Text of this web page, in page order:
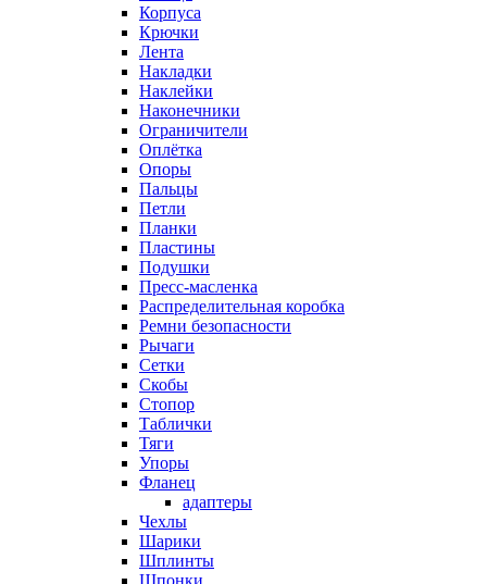
Корпуса
Крючки
Лента
Накладки
Наклейки
Наконечники
Ограничители
Оплётка
Опоры
Пальцы
Петли
Планки
Пластины
Подушки
Пресс-масленка
Распределительная коробка
Ремни безопасности
Рычаги
Сетки
Скобы
Стопор
Таблички
Тяги
Упоры
Фланец
адаптеры
Чехлы
Шарики
Шплинты
Шпонки